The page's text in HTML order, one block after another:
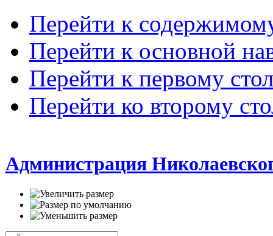
Перейти к
Перейти к основной
Перейти к первому
Перейти ко второму
Администрация